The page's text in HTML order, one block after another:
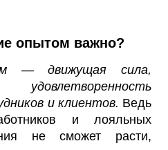
опытом важно?
— движущая сила,
и клиентов. Ведь
и лояльных
не сможет расти,